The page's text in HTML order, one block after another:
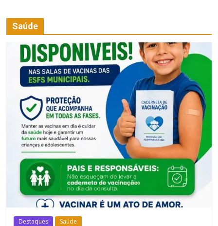
Saúde
Destaques Saúde